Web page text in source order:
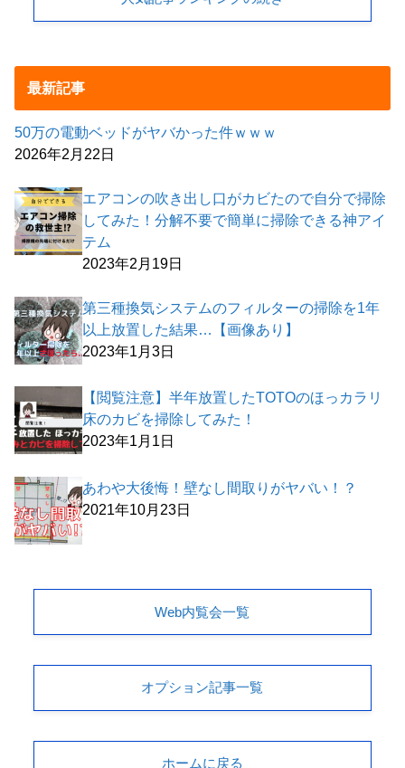
最新記事
50万の電動ベッドがヤバかった件ｗｗｗ
2026年2月22日
エアコンの吹き出し口がカビたので自分で掃除
してみた！分解不要で簡単に掃除できる神アイ
テム
2023年2月19日
第三種換気システムのフィルターの掃除を1年
以上放置した結果…【画像あり】
2023年1月3日
【閲覧注意】半年放置したTOTOのほっカラリ
床のカビを掃除してみた！
2023年1月1日
あわや大後悔！壁なし間取りがヤバい！？
2021年10月23日
Web内覧会一覧
オプション記事一覧
ホームに戻る